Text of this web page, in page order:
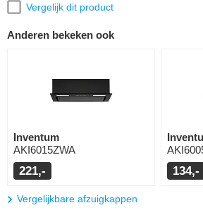
Vergelijk dit product
Anderen bekeken ook
Inventum
AKI6015ZWA
221,- 134,-
Vergelijkbare afzuigkappen